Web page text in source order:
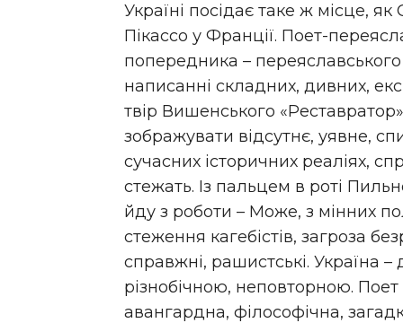
Україні посідає таке ж місце,
Пікассо у Франції. Поет-
попередника –
написанні складних, дивних,
твір Вишенського
зображувати відсутнє, уявне,
сучасних історичних реаліях,
стежать. Із пальцем в роті
йду з роботи – Може, з мінних
стеження кагебістів, загроза
справжні, рашистські. Україна
різнобічною, неповторною.
авангардна, філософічна,